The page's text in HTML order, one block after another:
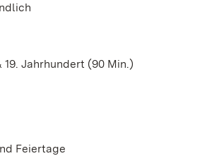
19. Jahrhundert (90 Min.)
Feiertage